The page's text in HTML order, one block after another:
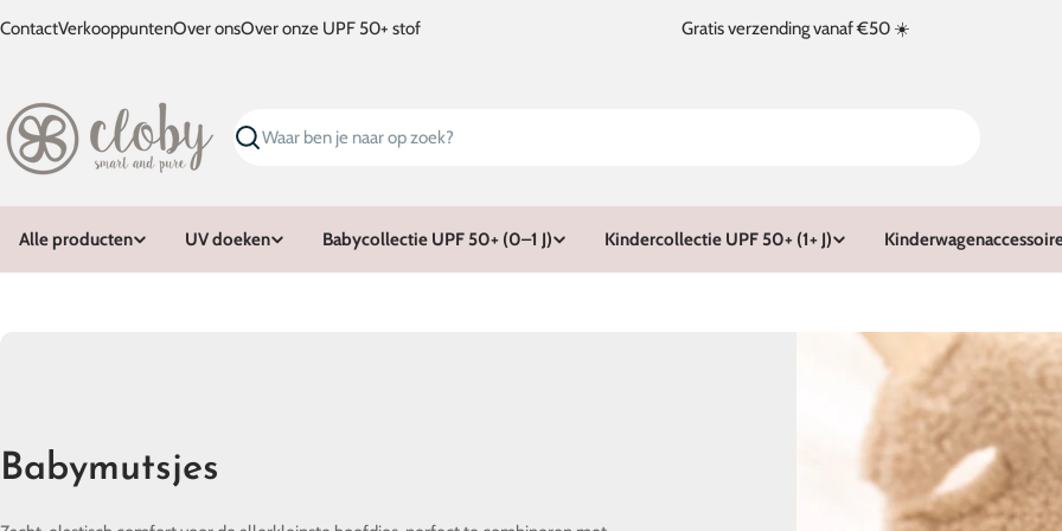
naar
ContactVerkooppuntenOver onsOver onze UPF 50+ stof Gratis verzending vanaf €50 ☀️
Zoeken
Alle producten UV doeken Babycollectie UPF 50+ (0–1 J) Kindercollectie UPF 50+ (1+ J)
C
o
Babymutsjes